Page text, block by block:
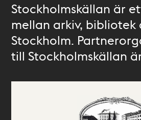
Stockholmskällan är
mellan arkiv, bibliotek
Stockholm.
till Stockholmskällan